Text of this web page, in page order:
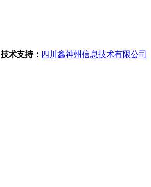
技术支持： 四川鑫神州信息技术有限公司